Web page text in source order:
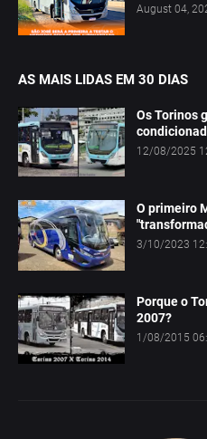
August 04,
AS MAIS LIDAS EM 30 DIAS
Os Torinos
12/08/2025
O primeiro
3/10/2023
Porque o
2007?
1/08/2015